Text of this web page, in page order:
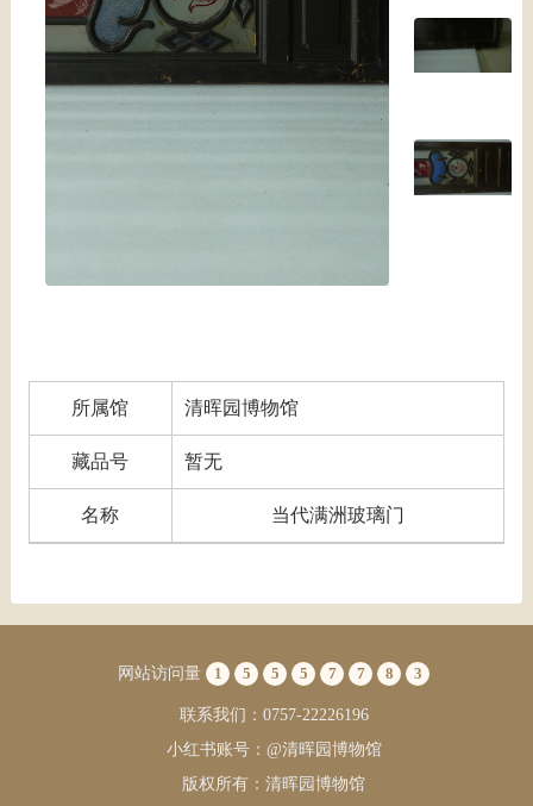
所属馆 清晖园博物馆
藏品号 暂无
名称 当代满洲玻璃门
网站访问量 1 5 5 5 7 7 8 3
联系我们：0757-22226196
小红书账号：@清晖园博物馆
版权所有：清晖园博物馆